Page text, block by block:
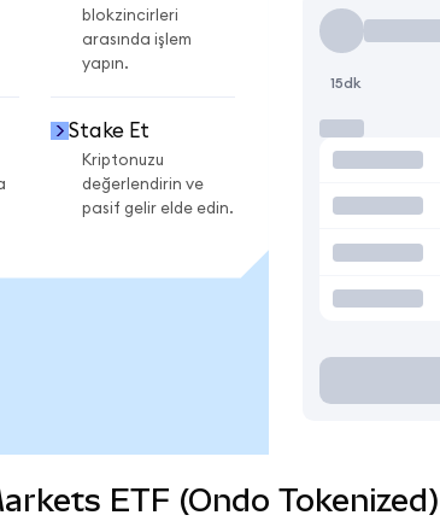
blokzincirleri
arasında işlem
yapın.
Stake Et
Kriptonuzu
değerlendirin ve
pasif gelir elde edin.
15dk
ETF (Ondo